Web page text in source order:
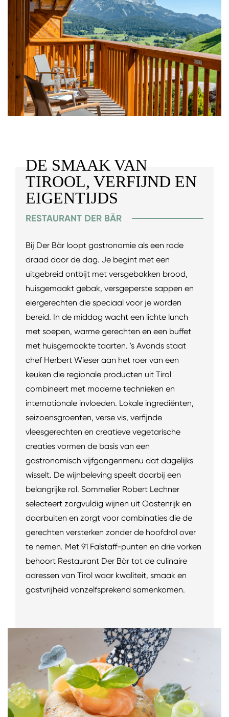
DE SMAAK VAN
TIROOL, VERFIJND EN
EIGENTIJDS
RESTAURANT DER BÄR
Bij Der Bär loopt gastronomie als een rode
draad door de dag. Je begint met een
uitgebreid ontbijt met versgebakken brood,
huisgemaakt gebak, versgeperste sappen en
eiergerechten die speciaal voor je worden
bereid. In de middag wacht een lichte lunch
met soepen, warme gerechten en een buffet
met huisgemaakte taarten. 's Avonds staat
chef Herbert Wieser aan het roer van een
keuken die regionale producten uit Tirol
combineert met moderne technieken en
internationale invloeden. Lokale ingrediënten,
seizoensgroenten, verse vis, verfijnde
vleesgerechten en creatieve vegetarische
creaties vormen de basis van een
gastronomisch vijfgangenmenu dat dagelijks
wisselt. De wijnbeleving speelt daarbij een
belangrijke rol. Sommelier Robert Lechner
selecteert zorgvuldig wijnen uit Oostenrijk en
daarbuiten en zorgt voor combinaties die de
gerechten versterken zonder de hoofdrol over
te nemen. Met 91 Falstaff-punten en drie vorken
behoort Restaurant Der Bär tot de culinaire
adressen van Tirol waar kwaliteit, smaak en
gastvrijheid vanzelfsprekend samenkomen.